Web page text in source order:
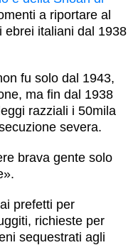
a riportare al
ebrei italiani dal 1938
fu solo dal 1943,
ma fin dal 1938
razziali i 50mila
severa.
brava gente solo
prefetti per
richieste per
sequestrati agli